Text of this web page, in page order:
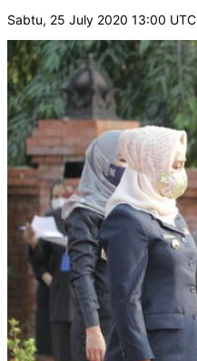
Sabtu, 25 July 2020 13:00 UTC